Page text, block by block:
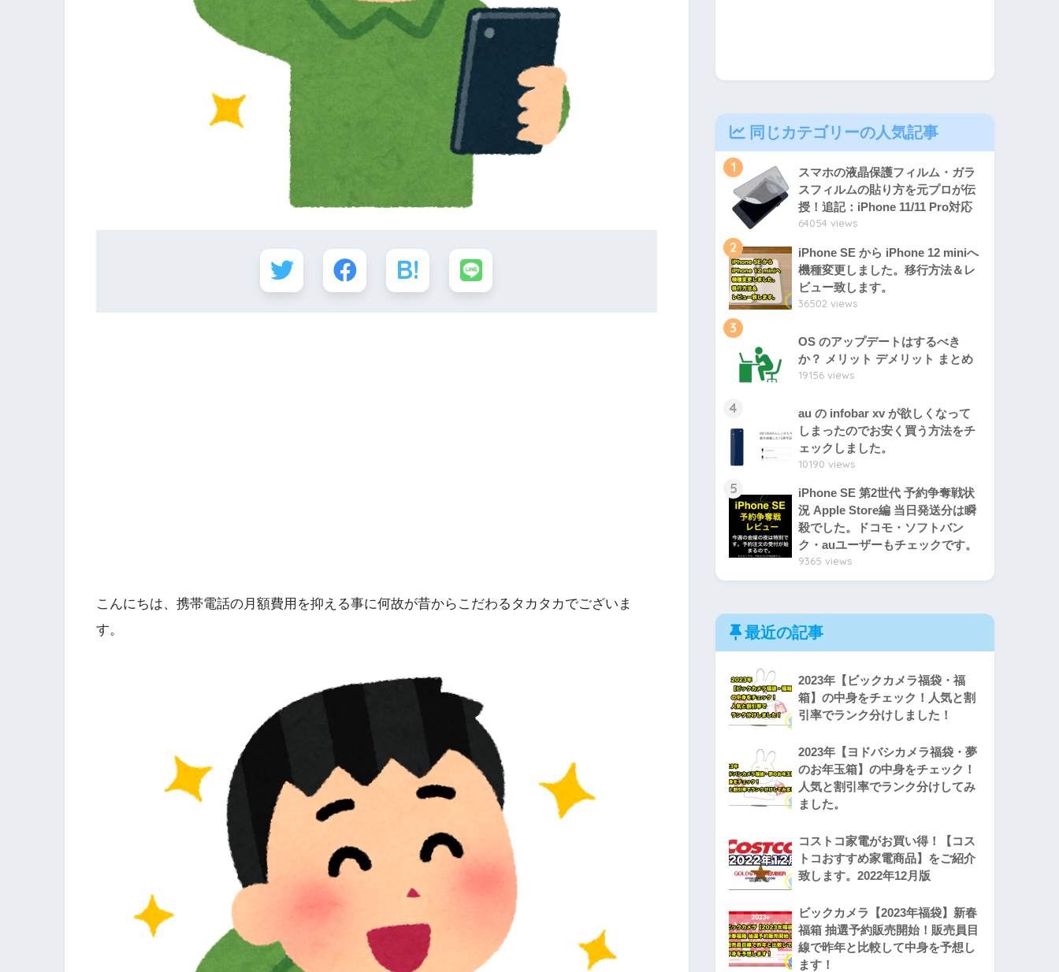
こんにちは、携帯電話の月額費用を抑える事に何故が昔からこだわるタカタカでございま
す。
同じカテゴリーの人気記事
1
スマホの液晶保護フィルム・ガラ
スフィルムの貼り方を元プロが伝
授！追記：iPhone 11/11 Pro対応
64054 views
2
iPhone SE から iPhone 12 miniへ
機種変更しました。移行方法＆レ
ビュー致します。
36502 views
3
OS のアップデートはするべき
か？ メリット デメリット まとめ
19156 views
4
au の infobar xv が欲しくなって
しまったのでお安く買う方法をチ
ェックしました。
10190 views
5
iPhone SE 第2世代 予約争奪戦状
況 Apple Store編 当日発送分は瞬
殺でした。ドコモ・ソフトバン
ク・auユーザーもチェックです。
9365 views
最近の記事
2023年【ビックカメラ福袋・福
箱】の中身をチェック！人気と割
引率でランク分けしました！
2023年【ヨドバシカメラ福袋・夢
のお年玉箱】の中身をチェック！
人気と割引率でランク分けしてみ
ました。
コストコ家電がお買い得！【コス
トコおすすめ家電商品】をご紹介
致します。2022年12月版
ビックカメラ【2023年福袋】新春
福箱 抽選予約販売開始！販売員目
線で昨年と比較して中身を予想し
ます！